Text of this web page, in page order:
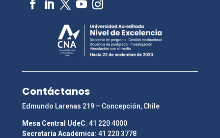
Contáctanos
Edmundo Larenas 219 – Concepción, Chile
Mesa Central UdeC: 41 220 4000
Secretaría Académica: 41 220 3778